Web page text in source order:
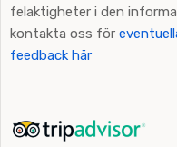
felaktigheter i den
kontakta oss för
feedback här